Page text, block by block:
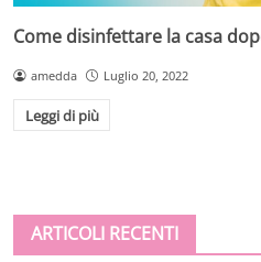
Come disinfettare la casa
amedda Luglio 20, 2022
Leggi di più
ARTICOLI RECENTI